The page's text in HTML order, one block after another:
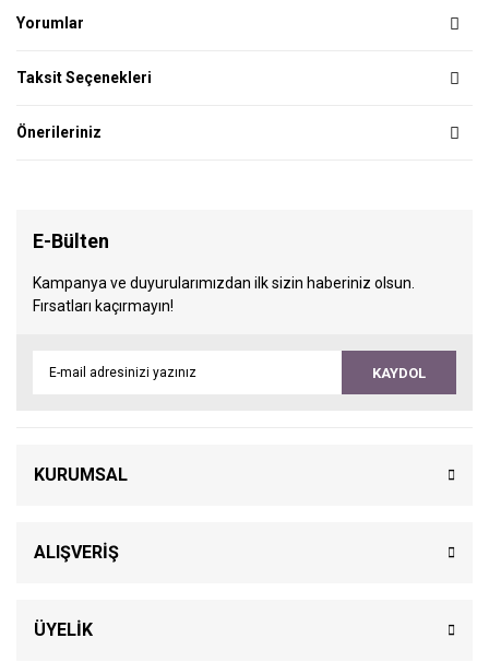
Yorumlar
Taksit Seçenekleri
Önerileriniz
E-Bülten
Kampanya ve duyurularımızdan ilk sizin haberiniz olsun.
Fırsatları kaçırmayın!
KAYDOL
KURUMSAL
ALIŞVERİŞ
ÜYELİK